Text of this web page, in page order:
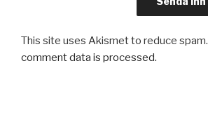
This site uses Akismet to reduce spam.
comment data is processed.